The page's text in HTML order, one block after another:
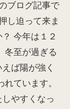
ブログ記事で
し迫って来ま
今年は１２
冬至が過ぎる
ば陽が強く
ています。
やすくなっ